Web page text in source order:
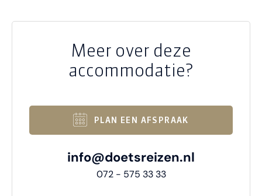
Meer over deze
accommodatie?
PLAN EEN AFSPRAAK
info@doetsreizen.nl
072 - 575 33 33